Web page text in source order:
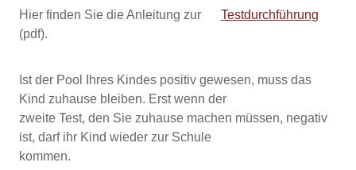
Hier finden Sie die Anleitung zur
Testdurchführung
(pdf).
Ist der Pool Ihres Kindes positiv gewesen, muss das
Kind zuhause bleiben. Erst wenn der
zweite Test, den Sie zuhause machen müssen, negativ
ist, darf ihr Kind wieder zur Schule
kommen.